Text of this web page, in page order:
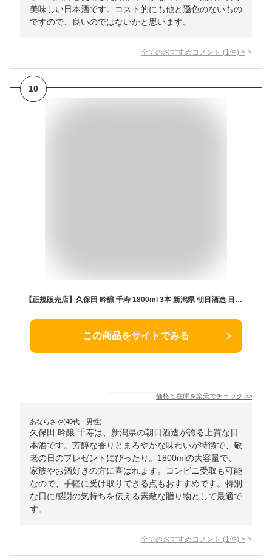
美味しい日本酒です。コスト的にも他と遜色のないもの
ですので、良いのではないかと思います。
全てのおすすめコメント (1 件) >
10
【正規販売店】久保田 吟醸 千寿 1800ml 3本 新潟県 朝日酒造 日本酒 コンビニ受取対応商品 お酒 敬老の日 プレゼント
この商品をサイトでみる
価格と在庫を楽天でチェック >>
あならさや(40代・男性)
久保田 吟醸 千寿は、新潟県の朝日酒造が誇る上質な日
本酒です。芳醇な香りとまろやかな味わいが特徴で、敬
老の日のプレゼントにぴったり。1800mlの大容量で、
家族やお酒好きの方に喜ばれます。コンビニ受取も可能
なので、手軽に受け取りできる点もおすすめです。特別
な日に感謝の気持ちを伝える素敵な贈り物として最適で
す。
全てのおすすめコメント (1 件) >